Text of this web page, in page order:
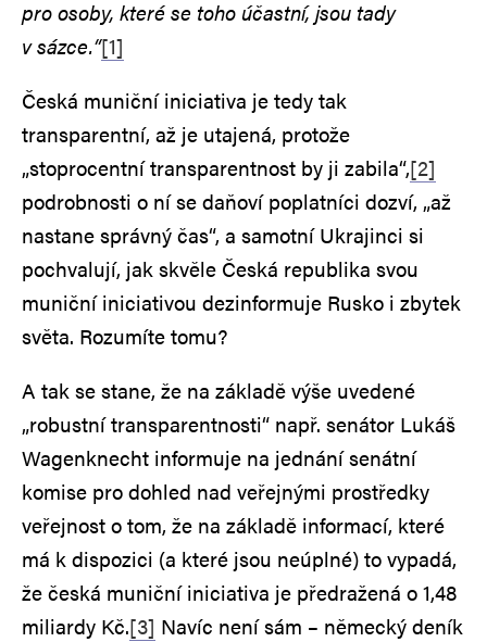
pro osoby, které se toho účastní, jsou tady
v sázce.“[1]
Česká muniční iniciativa je tedy tak
transparentní, až je utajená, protože
„stoprocentní transparentnost by ji zabila“,[2]
podrobnosti o ní se daňoví poplatníci dozví, „až
nastane správný čas“, a samotní Ukrajinci si
pochvalují, jak skvěle Česká republika svou
muniční iniciativou dezinformuje Rusko i zbytek
světa. Rozumíte tomu?
A tak se stane, že na základě výše uvedené
„robustní transparentnosti“ např. senátor Lukáš
Wagenknecht informuje na jednání senátní
komise pro dohled nad veřejnými prostředky
veřejnost o tom, že na základě informací, které
má k dispozici (a které jsou neúplné) to vypadá,
že česká muniční iniciativa je předražená o 1,48
miliardy Kč.[3] Navíc není sám – německý deník